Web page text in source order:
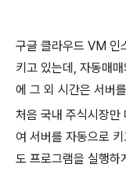
구글 클라우드 VM 인
키고 있는데, 자동매
에 그 외 시간은 서버
처음 국내 주식시장만
여 서버를 자동으로
도 프로그램을 실행하